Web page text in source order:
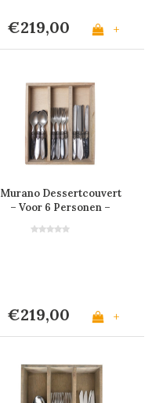
€219,00 +
Murano Dessertcouvert
– Voor 6 Personen –
€219,00 +